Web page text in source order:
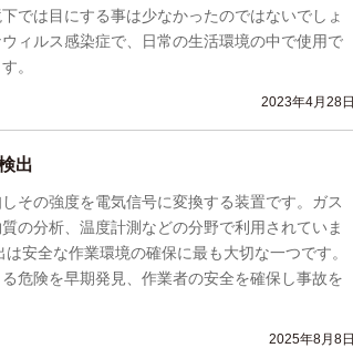
では目にする事は少なかったのではないでしょ
ィルス感染症で、日常の生活環境の中で使用で
。
2023年4月28日
出
その強度を電気信号に変換する装置です。ガス
の分析、温度計測などの分野で利用されていま
安全な作業環境の確保に最も大切な一つです。
危険を早期発見、作業者の安全を確保し事故を
2025年8月8日